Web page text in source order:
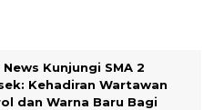
Kunjungi SMA 2
Kehadiran Wartawan
dan Warna Baru Bagi